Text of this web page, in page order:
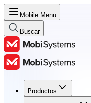
Mobile Menu
Buscar
Productos
Productos